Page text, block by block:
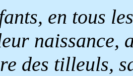
en tous
naissance,
des tilleuls,